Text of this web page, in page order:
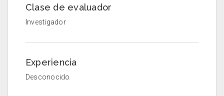
Clase de evaluador
Investigador
Experiencia
Desconocido